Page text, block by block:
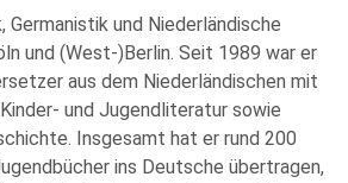
und Niederländische
und (West-)Berlin. Seit 1989 war er
aus dem Niederländischen mit
und Jugendliteratur sowie
Insgesamt hat er rund 200
ins Deutsche übertragen,